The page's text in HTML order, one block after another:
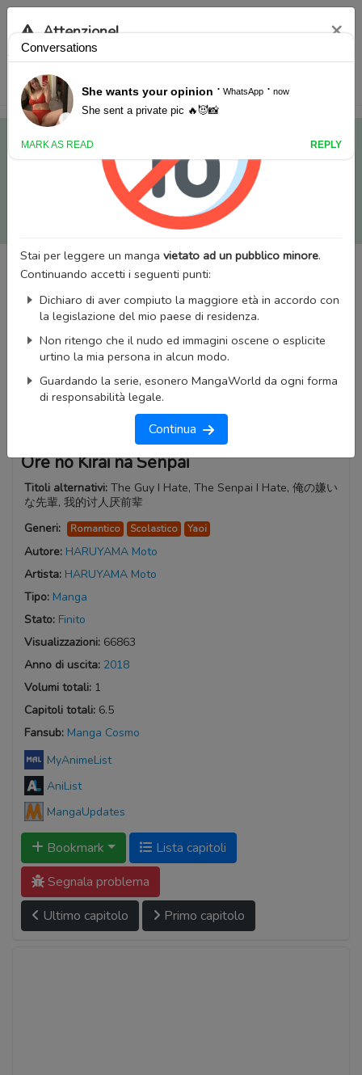
Manga classici, puoi utilizzare
MangaWorld
Potrai effettuare illogincon il tuo account di MangaWorld
tutti i dati sono condivisi tra i due siti,
perderai alcun dato, inclusi bookmarks e premium
Attenzione! ×
Stai per leggere un manga vietato ad un pubblico minore.
Continuando accetti i seguenti punti:
Dichiaro di aver compiuto la maggiore età in accordo con
la legislazione del mio paese di residenza.
Non ritengo che il nudo ed immagini oscene o esplicite
urtino la mia persona in alcun modo.
Guardando la serie, esonero MangaWorld da ogni forma
di responsabilità legale.
Continua
Ore no Kirai na Senpai
Titoli alternativi: The Guy I Hate, The Senpai I Hate, 俺の嫌い
な先輩, 我的讨人厌前辈
Generi:
Romantico Scolastico Yaoi
Autore: HARUYAMA Moto
Artista: HARUYAMA Moto
Tipo: Manga
Stato: Finito
Visualizzazioni: 66863
Anno di uscita: 2018
Volumi totali: 1
Capitoli totali: 6.5
Fansub: Manga Cosmo
MyAnimeList
AniList
MangaUpdates
Bookmark
Lista capitoli
Segnala problema
Ultimo capitolo
Primo capitolo